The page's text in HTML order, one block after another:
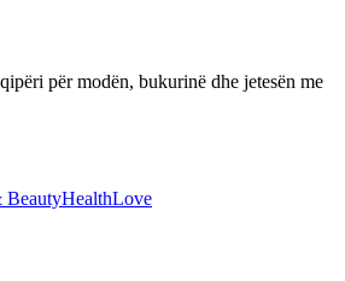
për modën, bukurinë dhe jetesën me
BeautyHealthLove